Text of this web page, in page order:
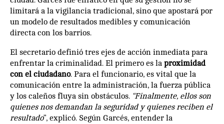
limitará a la vigilancia tradicional, sino que apostará por
un modelo de resultados medibles y comunicación
directa con los barrios.
El secretario definió tres ejes de acción inmediata para
enfrentar la criminalidad. El primero es la proximidad
con el ciudadano. Para el funcionario, es vital que la
comunicación entre la administración, la fuerza pública
y los caleños fluya sin obstáculos. “Finalmente, ellos son
quienes nos demandan la seguridad y quienes reciben el
resultado”, explicó. Según Garcés, entender la